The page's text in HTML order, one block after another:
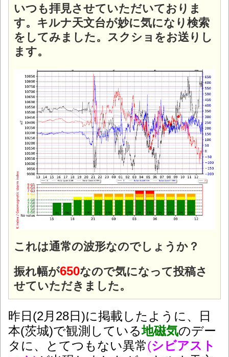
いつも拝見させていただいておりま
す。キルナ天文台が妙に気になり検索
をしてみました。スクショをお送りし
ます。
これは通常の波形なのでしょうか？
振れ幅が650なので気になって投稿さ
せていただきました。
昨日(2月28日)に掲載したように、日
本(茨城)で観測している地磁気のデー
タに、とてつもない異常(シビアスト